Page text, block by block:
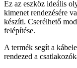
Ez az eszköz ideális
kimenet rendezésére
készíti. Cserélhető
felépítése.
A termék segít a
rendezed a